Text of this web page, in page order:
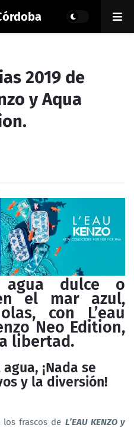
2019 de
y Aqua
agua dulce o
el mar azul,
con L’eau
Neo Edition,
libertad.
¡Nada se
y la diversión!
frascos de L’EAU KENZO y